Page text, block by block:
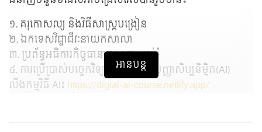
១. គរុកោសល្យ និងវិធីសាស្រ្តបង្រៀន
២. ឯកទេសវិជ្ជាជីវៈនាយកសាលា
៣. ប្រព័ន្ធអធិការកិច្ចធានាគុណភាពអប់រំ
៤. ការប្រើប្រាស់បច្ចេកវិទ្យាឌីជីថល និងបញ្ញាសិប្បនិម្មិត(AI)
លីងកម្មវិធី AI៖ https://digial-ai-course.netlify.app/
អានបន្ត